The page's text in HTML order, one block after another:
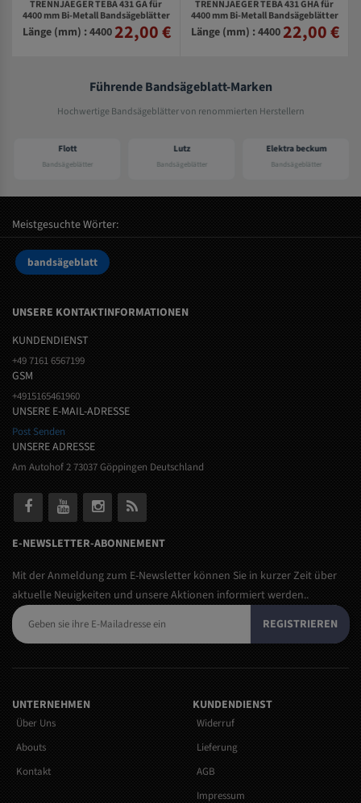
TRENNJAEGER TEBA 431 GA für
4400 mm Bi-Metall Bandsägeblätter
Länge (mm) : 4400 22,00 €
TRENNJAEGER TEBA 431 GHA für
4400 mm Bi-Metall Bandsägeblätter
Länge (mm) : 4400 22,00 €
Führende Bandsägeblatt-Marken
Hochwertige Bandsägeblätter von renommierten Herstellern
Flott
Bandsägeblätter
Lutz
Bandsägeblätter
Elektra beckum
Bandsägeblätter
Meistgesuchte Wörter:
bandsägeblatt
UNSERE KONTAKTINFORMATIONEN
KUNDENDIENST
+49 7161 6567199
GSM
+4915165461960
UNSERE E-MAIL-ADRESSE
Post Senden
UNSERE ADRESSE
Am Autohof 2 73037 Göppingen Deutschland
E-NEWSLETTER-ABONNEMENT
Mit der Anmeldung zum E-Newsletter können Sie in kurzer Zeit über
aktuelle Neuigkeiten und unsere Aktionen informiert werden..
REGISTRIEREN
UNTERNEHMEN
Über Uns
Abouts
Kontakt
KUNDENDIENST
Widerruf
Lieferung
AGB
Impressum